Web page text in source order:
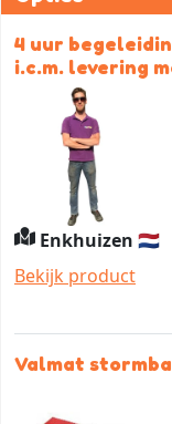
4 uur
i.c.m. levering
Enkhuizen 🇳🇱
Bekijk product
Valmat